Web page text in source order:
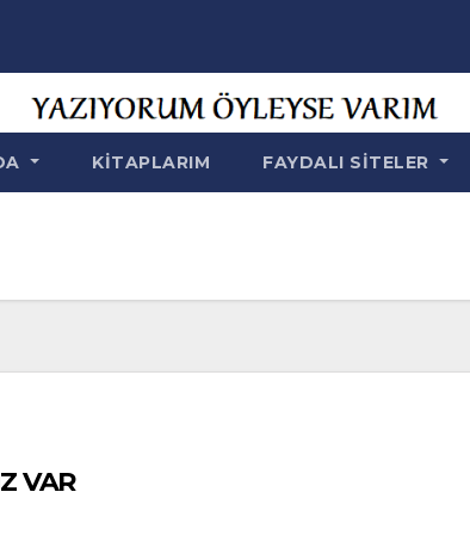
KITAPLARIM FAYDALI SITELER
İNANDIRICI YALANLARA İHTİYACIMIZ VAR‏